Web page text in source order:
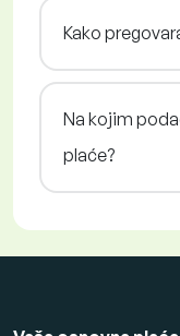
Kako
Na kojim
plaće?